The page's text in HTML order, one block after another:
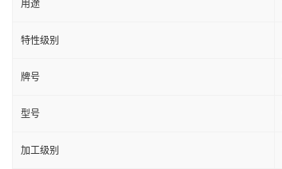
用途
特性级别
牌号
型号
加工级别